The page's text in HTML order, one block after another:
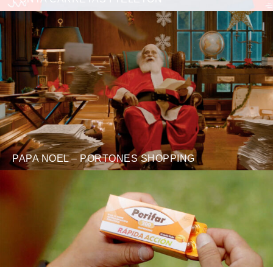
PAPA NOEL – PORTONES SHOPPING